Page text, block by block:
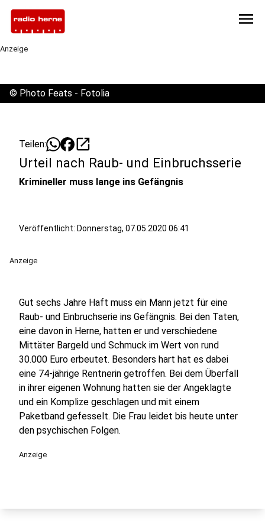
menu
Anzeige
© Photo Feats - Fotolia
Teilen: open_in_new
Urteil nach Raub- und Einbruchsserie
Krimineller muss lange ins Gefängnis
Veröffentlicht: Donnerstag, 07.05.2020 06:41
Anzeige
Gut sechs Jahre Haft muss ein Mann jetzt für eine
Raub- und Einbruchserie ins Gefängnis. Bei den Taten,
eine davon in Herne, hatten er und verschiedene
Mittäter Bargeld und Schmuck im Wert von rund
30.000 Euro erbeutet. Besonders hart hat es dabei
eine 74-jährige Rentnerin getroffen. Bei dem Überfall
in ihrer eigenen Wohnung hatten sie der Angeklagte
und ein Komplize geschlagen und mit einem
Paketband gefesselt. Die Frau leidet bis heute unter
den psychischen Folgen.
Anzeige